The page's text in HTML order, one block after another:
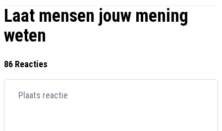
Laat mensen jouw mening
weten
86 Reacties